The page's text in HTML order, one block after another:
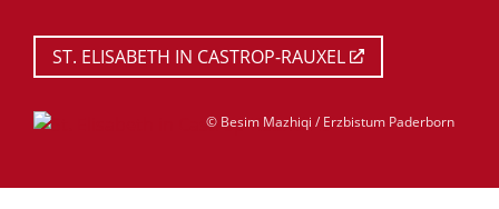
© Besim Mazhiqi / Erzbistum Paderborn
ST. ELISABETH IN CASTROP-RAUXEL